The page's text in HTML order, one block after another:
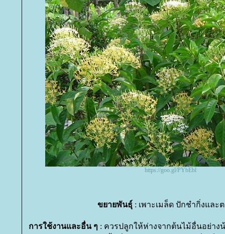
https://goo.gl/PYbEbl
ขยายพันธุ์ : เพาะเมล็ด ปักชำกิ่งและ
การใช้งานและอื่น ๆ : ควรปลูกให้ห่างจากต้นไม้อื่นอย่าง